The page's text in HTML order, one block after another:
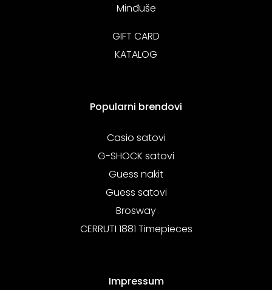
Minđuše
GIFT CARD
KATALOG
Popularni brendovi
Casio satovi
G-SHOCK satovi
Guess nakit
Guess satovi
Brosway
CERRUTI 1881 Timepieces
Impressum